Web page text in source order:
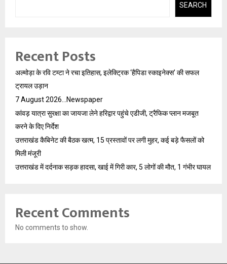
SEARCH
Recent Posts
अल्मोड़ा के रवि टम्टा ने रचा इतिहास, इलेक्ट्रिक ‘हैपिडा स्काइनेक्स’ की सफल
ट्रायल उड़ान
7 August 2026…Newspaper
कांवड़ यात्रा सुरक्षा का जायजा लेने हरिद्वार पहुंचे एडीजी, ट्रैफिक प्लान मजबूत
करने के दिए निर्देश
उत्तराखंड कैबिनेट की बैठक खत्म, 15 प्रस्तावों पर लगी मुहर, कई बड़े फैसलों को
मिली मंजूरी
उत्तराखंड में दर्दनाक सड़क हादसा, खाई में गिरी कार, 5 लोगों की मौत, 1 गंभीर घायल
Recent Comments
No comments to show.